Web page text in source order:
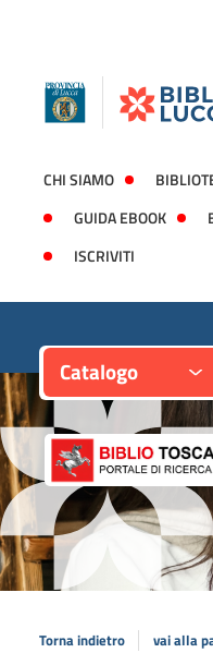
CHI SIAMO
GUIDA EBOOK
ISCRIVITI
Catalogo
Torna indietro vai alla